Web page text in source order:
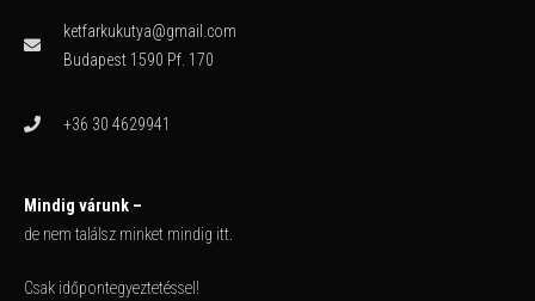
ketfarkukutya@gmail.com
Budapest 1590 Pf. 170
+36 30 4629941
Mindig várunk –
de nem találsz minket mindig itt.
Csak időpontegyeztetéssel!